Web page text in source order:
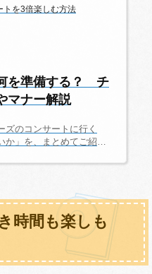
トを3倍楽しむ方法
を準備する？ チ
マナー解説
ズのコンサートに行く
」を、まとめてご紹介
サート中のマナーなど、
くださいね。コインロッ
をチェックアウトしたけ
くない…」・「グッズを
で使わないもの以外はま
ン...
時間も楽しも